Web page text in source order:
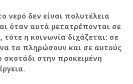
νερό δεν είναι πολυτέλεια
όταν αυτά μετατρέπονται σε
τότε η κοινωνία διχάζεται: σε
τα πληρώσουν και σε αυτούς
στην προκειμένη